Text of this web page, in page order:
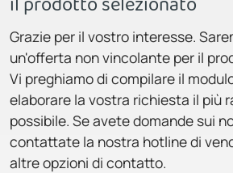
Grazie per il vostro interesse.
un'offerta non vincolante per il
Vi preghiamo di compilare il
elaborare la vostra richiesta il più
possibile. Se avete domande sui
contattate la nostra hotline di
altre opzioni di contatto.